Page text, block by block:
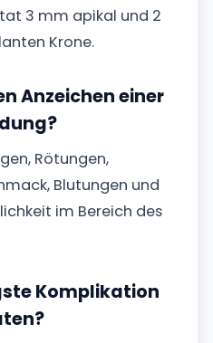
3 mm apikal und 2
Krone.
Anzeichen einer
Rötungen,
Blutungen und
im Bereich des
Komplikation